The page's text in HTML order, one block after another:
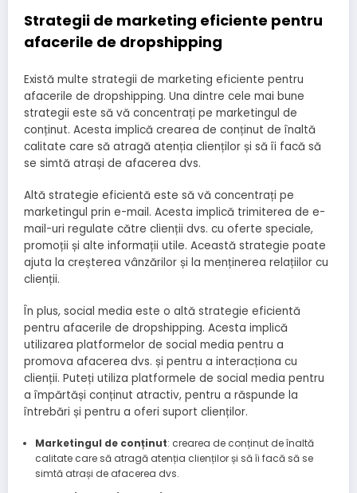
Strategii de marketing eficiente pentru
afacerile de dropshipping
Există multe strategii de marketing eficiente pentru
afacerile de dropshipping. Una dintre cele mai bune
strategii este să vă concentrați pe marketingul de
conținut. Acesta implică crearea de conținut de înaltă
calitate care să atragă atenția clienților și să îi facă să
se simtă atrași de afacerea dvs.
Altă strategie eficientă este să vă concentrați pe
marketingul prin e-mail. Acesta implică trimiterea de e-
mail-uri regulate către clienții dvs. cu oferte speciale,
promoții și alte informații utile. Această strategie poate
ajuta la creșterea vânzărilor și la menținerea relațiilor cu
clienții.
În plus, social media este o altă strategie eficientă
pentru afacerile de dropshipping. Acesta implică
utilizarea platformelor de social media pentru a
promova afacerea dvs. și pentru a interacționa cu
clienții. Puteți utiliza platformele de social media pentru
a împărtăși conținut atractiv, pentru a răspunde la
întrebări și pentru a oferi suport clienților.
Marketingul de conținut: crearea de conținut de înaltă
calitate care să atragă atenția clienților și să îi facă să se
simtă atrași de afacerea dvs.